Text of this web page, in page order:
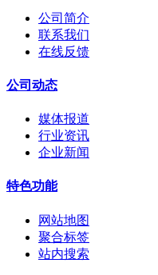
公司简介
联系我们
在线反馈
公司动态
媒体报道
行业资讯
企业新闻
特色功能
网站地图
聚合标签
站内搜索